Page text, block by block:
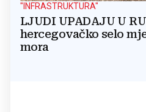
"INFRASTRUKTURA"
LJUDI UPADAJU U
hercegovačko selo
mora